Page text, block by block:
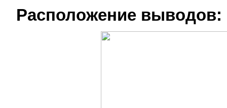
Расположение выводов: